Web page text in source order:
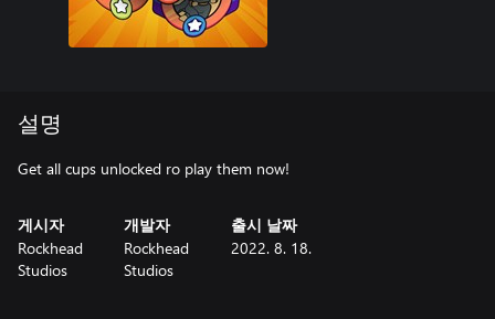
설명
Get all cups unlocked ro play them now!
게시자
Rockhead
Studios
개발자
Rockhead
Studios
출시 날짜
2022. 8. 18.